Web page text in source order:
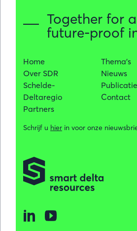
Together for a
future-proof
Home
Over SDR
Schelde-
Deltaregio
Partners
Thema's
Nieuws
Contact
Schrijf u hier in voor onze